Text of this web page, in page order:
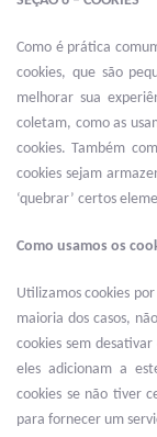
Como é prática
cookies, que são
melhorar sua
coletam, como as
cookies. Também
cookies sejam
‘quebrar’ certos
Como usamos os
Utilizamos cookies
maioria dos casos,
cookies sem
eles adicionam a
cookies se não tiver
para fornecer um